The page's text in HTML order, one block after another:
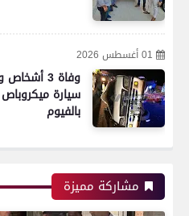
01 أغسطس 2026
وفاة 3
سيارة
بالفيوم
مشاركة مميزة
بعدسة الخبر المصري| شاهد
بيراميدز فى نهائى كأس